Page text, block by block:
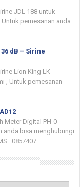
JDL 188 untuk
pemesanan anda
dB – Sirine
Lion King LK-
, Untuk pemesanan
Meter Digital PH-0
anda bisa menghubungi
: 0857407...